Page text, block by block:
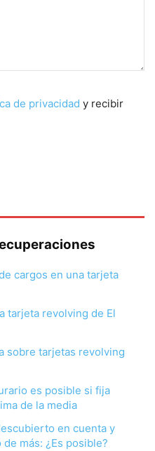
de privacidad y recibir
cargos en una tarjeta
tarjeta revolving de El
sobre tarjetas revolving
es posible si fija
de la media
en cuenta y
más: ¿Es posible?